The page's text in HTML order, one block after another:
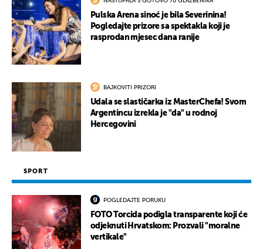
Pulska Arena sinoć je bila Severinina!
Pogledajte prizore sa spektakla koji je
rasprodan mjesec dana ranije
BAJKOVITI PRIZORI
Udala se slastičarka iz MasterChefa! Svom
Argentincu izrekla je "da" u rodnoj
Hercegovini
SPORT
POGLEDAJTE PORUKU
FOTO Torcida podigla transparente koji će
odjeknuti Hrvatskom: Prozvali "moralne
vertikale"